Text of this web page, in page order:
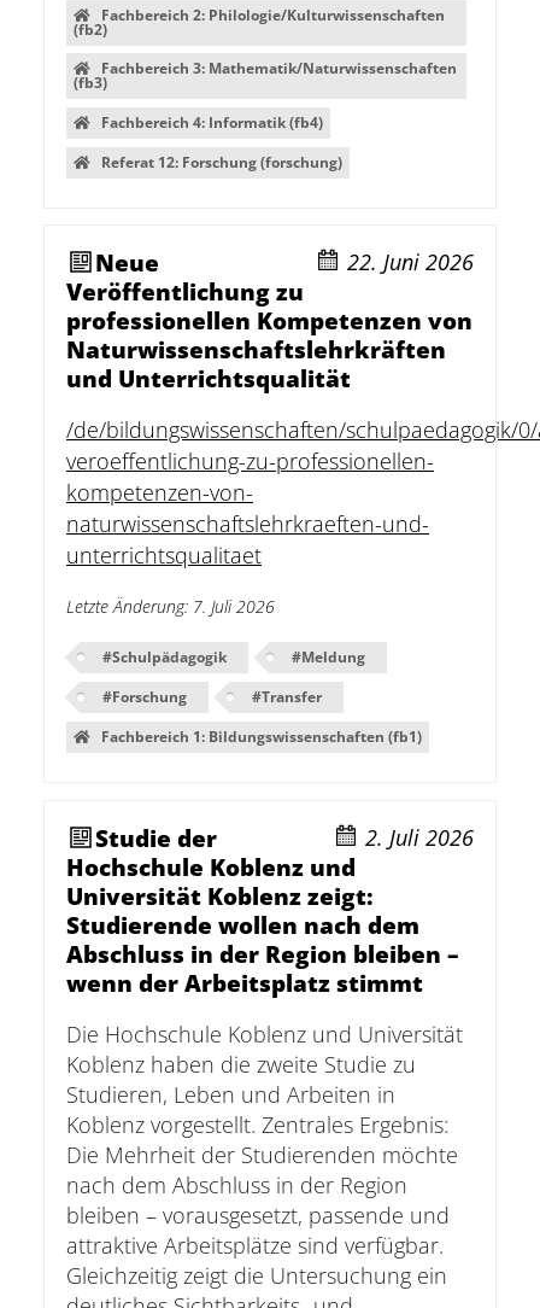
Fachbereich 2: Philologie/Kulturwissenschaften
(fb2)
Fachbereich 3: Mathematik/Naturwissenschaften
(fb3)
Fachbereich 4: Informatik (fb4)
Referat 12: Forschung (forschung)
22. Juni 2026
Neue
Veröffentlichung zu
professionellen Kompetenzen von
Naturwissenschaftslehrkräften
und Unterrichtsqualität
/de/bildungswissenschaften/schulpaedagogik/
veroeffentlichung-zu-professionellen-
kompetenzen-von-
naturwissenschaftslehrkraeften-und-
unterrichtsqualitaet
Letzte Änderung: 7. Juli 2026
#Schulpädagogik #Meldung
#Forschung #Transfer
Fachbereich 1: Bildungswissenschaften (fb1)
2. Juli 2026
Studie der
Hochschule Koblenz und
Universität Koblenz zeigt:
Studierende wollen nach dem
Abschluss in der Region bleiben –
wenn der Arbeitsplatz stimmt
Die Hochschule Koblenz und Universität
Koblenz haben die zweite Studie zu
Studieren, Leben und Arbeiten in
Koblenz vorgestellt. Zentrales Ergebnis:
Die Mehrheit der Studierenden möchte
nach dem Abschluss in der Region
bleiben – vorausgesetzt, passende und
attraktive Arbeitsplätze sind verfügbar.
Gleichzeitig zeigt die Untersuchung ein